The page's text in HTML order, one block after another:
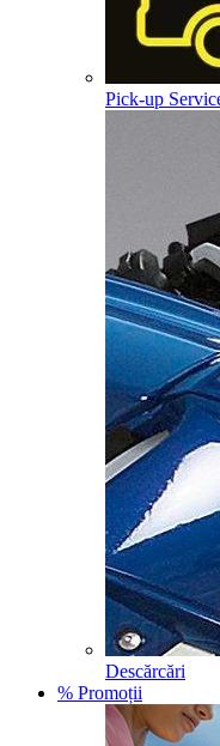
Pick-up
Descărcări
% Promoții